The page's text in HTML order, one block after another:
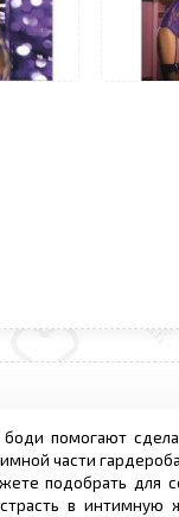
помогают
части
подобрать для
в